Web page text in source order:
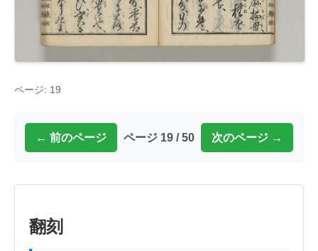
ページ: 19
← 前のページ ページ 19 / 50 次のページ →
翻刻